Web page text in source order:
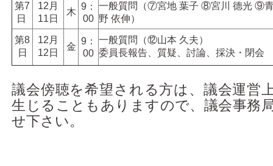
第7
日
12月
11日
木
9：
00
一般質問（⑦宮地 葉子 ⑧宮川 德光 ⑨
野 依伸）
第8
日
12月
12日
金
9：
00
一般質問（⑫山本 久夫）
委員長報告、質疑、討論、採決・閉会
議会傍聴を希望される方は、議会運営
生じることもありますので、議会事務
せ下さい。